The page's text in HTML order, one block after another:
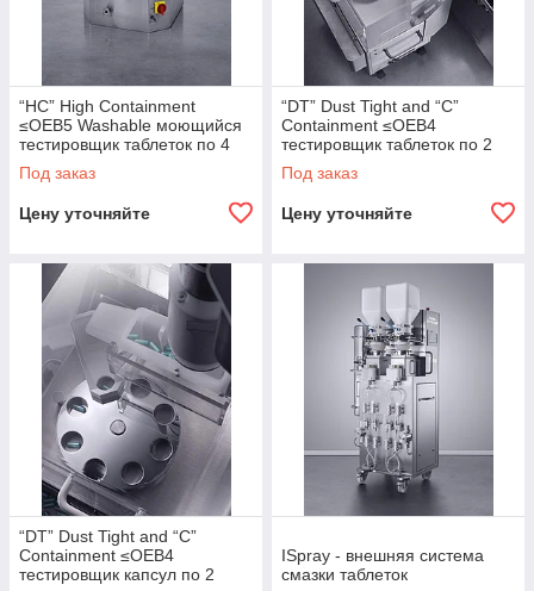
“HC” High Containment
≤OEB5 Washable моющийся
тестировщик таблеток по 4
параметрам
Под заказ
Цену уточняйте
“DT” Dust Tight and “C”
Containment ≤OEB4
тестировщик таблеток по 2
параметрам
Под заказ
Цену уточняйте
“DT” Dust Tight and “C”
Containment ≤OEB4
тестировщик капсул по 2
ISpray - внешняя система
смазки таблеток